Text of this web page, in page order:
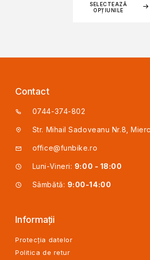
SELECTEAZĂ
OPȚIUNILE
Contact
0744-374-802
Str. Mihail Sadoveanu Nr.8,
office@funbike.ro
Luni-Vineri: 9:00 - 18:00
Sâmbătă: 9:00-14:00
Informații
Protecția datelor
Politica de retur